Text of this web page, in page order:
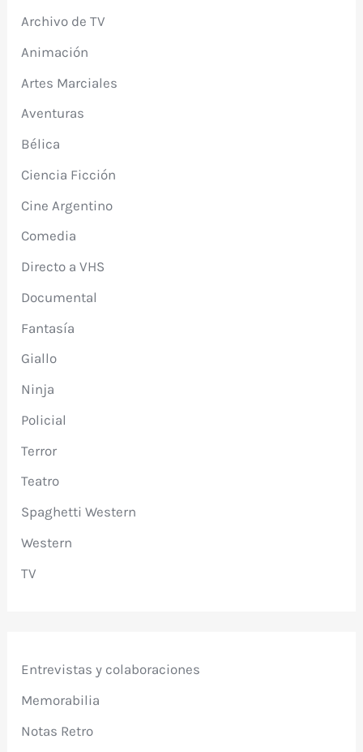
Archivo de TV
Animación
Artes Marciales
Aventuras
Bélica
Ciencia Ficción
Cine Argentino
Comedia
Directo a VHS
Documental
Fantasía
Giallo
Ninja
Policial
Terror
Teatro
Spaghetti Western
Western
TV
Entrevistas y colaboraciones
Memorabilia
Notas Retro